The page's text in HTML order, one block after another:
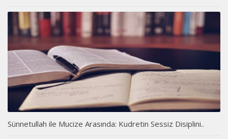
Sünnetullah ile Mucize Arasında: Kudretin Sessiz Disiplini..